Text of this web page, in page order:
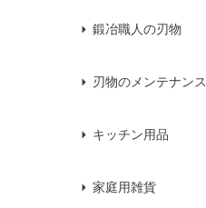
鍛冶職人の刃物
刃物のメンテナンス
キッチン用品
家庭用雑貨